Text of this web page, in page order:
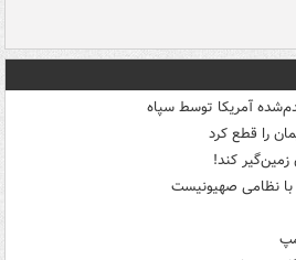
آمریکا توسط سپاه
را قطع کرد
زمین‌گیر کند!
با نظامی صهیونیست